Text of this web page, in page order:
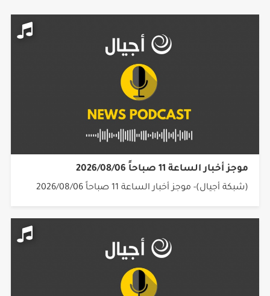
موجز أخبار الساعة 11 صباحاً 2026/08/06
(شبكة أجيال)- موجز أخبار الساعة 11 صباحاً 2026/08/06